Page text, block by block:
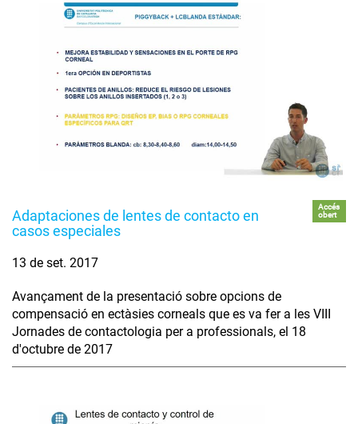
Adaptaciones de lentes de contacto en
casos especiales
Accés
obert
13 de set. 2017
Avançament de la presentació sobre opcions de
compensació en ectàsies corneals que es va fer a les VIII
Jornades de contactologia per a professionals, el 18
d'octubre de 2017